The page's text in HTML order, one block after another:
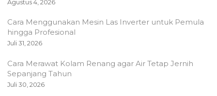
Agustus 4, 2026
Cara Menggunakan Mesin Las Inverter untuk Pemula
hingga Profesional
Juli 31, 2026
Cara Merawat Kolam Renang agar Air Tetap Jernih
Sepanjang Tahun
Juli 30, 2026